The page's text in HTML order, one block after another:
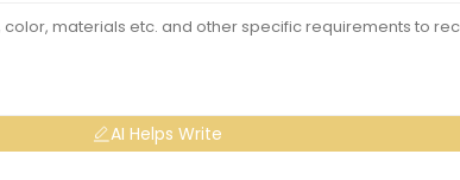
AI Helps Write